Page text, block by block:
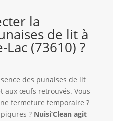
la
de lit à
(73610) ?
des punaises de lit
aux œufs retrouvés. Vous
fermeture temporaire ?
? Nuisi’Clean agit